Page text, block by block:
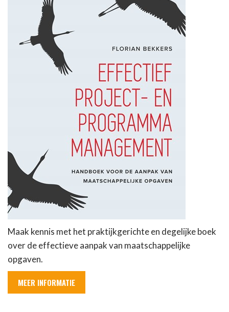
Maak kennis met het praktijkgerichte en degelijke boek
over de effectieve aanpak van maatschappelijke
opgaven.
MEER INFORMATIE